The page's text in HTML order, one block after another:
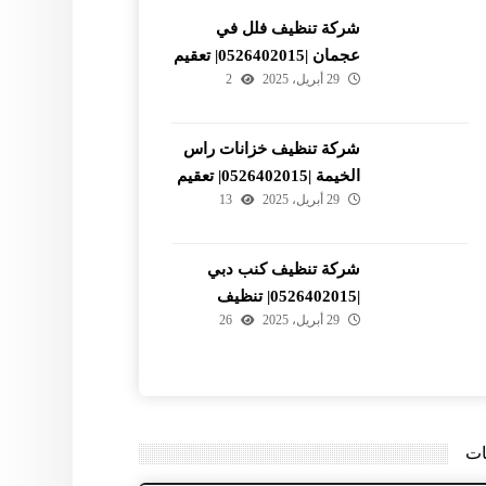
شركة تنظيف فلل في
عجمان |0526402015| تعقيم
29 أبريل، 2025 2
شركة تنظيف خزانات راس
الخيمة |0526402015| تعقيم
وتطهير
29 أبريل، 2025 13
شركة تنظيف كنب دبي
|0526402015| تنظيف
المجالس
29 أبريل، 2025 26